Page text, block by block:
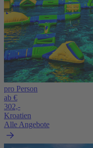
pro Person
ab €
302,-
Kroatien
Alle Angebote